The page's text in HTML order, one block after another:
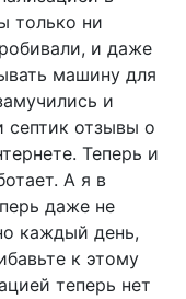
только ни
и даже
машину для
и
септик отзывы о
Теперь и
А я в
даже не
каждый день,
к этому
теперь нет